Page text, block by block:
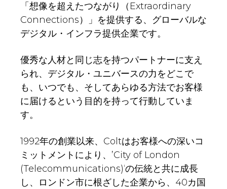
「想像を超えたつながり（Extraordinary
Connections）」を提供する、グローバルな
デジタル・インフラ提供企業です。
優秀な人材と同じ志を持つパートナーに支え
られ、デジタル・ユニバースの力をどこで
も、いつでも、そしてあらゆる方法でお客様
に届けるという目的を持って行動していま
す。
1992年の創業以来、Coltはお客様への深いコ
ミットメントにより、’City of London
(Telecommunications)‘の伝統と共に成長
し、ロンドン市に根ざした企業から、40カ国